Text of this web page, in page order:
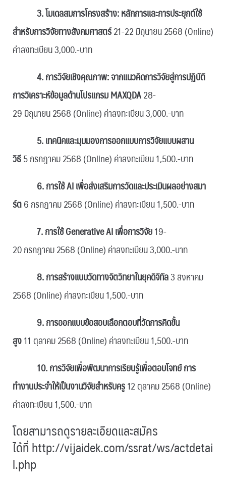
3. โมเดลสมการโครงสร้าง: หลักการและการประยุกต์ใช้
สำหรับการวิจัยทางสังคมศาสตร์21-22 มิถุนายน 2568 (Online)
ค่าลงทะเบียน 3,000.-บาท
4. การวิจัยเชิงคุณภาพ: จากแนวคิดการวิจัยสู่การปฏิบัติ
การวิเคราะห์ข้อมูลด้านโปรแกรม MAXQDA28-
29 มิถุนายน 2568 (Online) ค่าลงทะเบียน 3,000.-บาท
5. เทคนิคและมุมมองการออกแบบการวิจัยแบบผสาน
วิธี5 กรกฎาคม 2568 (Online) ค่าลงทะเบียน 1,500.-บาท
6. การใช้ AI เพื่อส่งเสริมการวัดและประเมินผลอย่างสมา
ร์ต6 กรกฎาคม 2568 (Online) ค่าลงทะเบียน 1,500.-บาท
7. การใช้ Generative AI เพื่อการวิจัย19-
20 กรกฎาคม 2568 (Online) ค่าลงทะเบียน 3,000.-บาท
8. การสร้างแบบวัดทางจิตวิทยาในยุคดิจิทัล3 สิงหาคม
2568 (Online) ค่าลงทะเบียน 1,500.-บาท
9. การออกแบบข้อสอบเลือกตอบที่วัดการคิดขั้น
สูง11 ตุลาคม 2568 (Online) ค่าลงทะเบียน 1,500.-บาท
10.การวิจัยเพื่อพัฒนาการเรียนรู้เพื่อตอบโจทย์ การ
ทำงานประจำให้เป็นงานวิจัยสำหรับครู12 ตุลาคม 2568 (Online)
ค่าลงทะเบียน 1,500.-บาท
โดยสามารถดูรายละเอียดและสมัคร
ได้ที่ http://vijaidek.com/ssrat/ws/actdetai
l.php